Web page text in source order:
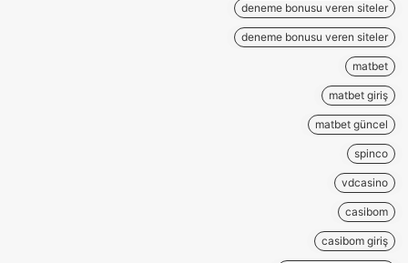
deneme bonusu veren siteler
deneme bonusu veren siteler
matbet
matbet giriş
matbet güncel
spinco
vdcasino
casibom
casibom giriş